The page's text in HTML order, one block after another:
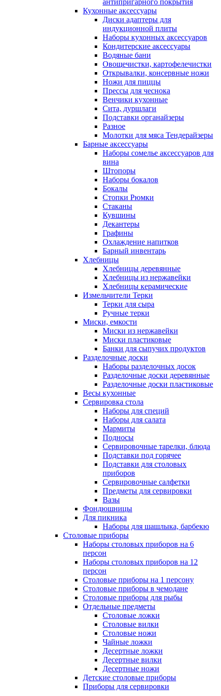
антипригарного покрытия
Кухонные аксессуары
Диски адаптеры для
индукционной плиты
Наборы кухонных аксессуаров
Кондитерские аксессуары
Водяные бани
Овощечистки, картофелечистки
Открывалки, консервные ножи
Ножи для пиццы
Прессы для чеснока
Венчики кухонные
Сита, дуршлаги
Подставки органайзеры
Разное
Молотки для мяса Тендерайзеры
Барные аксессуары
Наборы сомелье аксессуаров для
вина
Штопоры
Наборы бокалов
Бокалы
Стопки Рюмки
Стаканы
Кувшины
Декантеры
Графины
Охлаждение напитков
Барный инвентарь
Хлебницы
Хлебницы деревянные
Хлебницы из нержавейки
Хлебницы керамические
Измельчители Терки
Терки для сыра
Ручные терки
Миски, емкости
Миски из нержавейки
Миски пластиковые
Банки для сыпучих продуктов
Разделочные доски
Наборы разделочных досок
Разделочные доски деревянные
Разделочные доски пластиковые
Весы кухонные
Сервировка стола
Наборы для специй
Наборы для салата
Мармиты
Подносы
Сервировочные тарелки, блюда
Подставки под горячее
Подставки для столовых
приборов
Сервировочные салфетки
Предметы для сервировки
Вазы
Фондюшницы
Для пикника
Наборы для шашлыка, барбекю
Столовые приборы
Наборы столовых приборов на 6
персон
Наборы столовых приборов на 12
персон
Столовые приборы на 1 персону
Столовые приборы в чемодане
Столовые приборы для рыбы
Отдельные предметы
Столовые ложки
Столовые вилки
Столовые ножи
Чайные ложки
Десертные ложки
Десертные вилки
Десертные ножи
Детские столовые приборы
Приборы для сервировки